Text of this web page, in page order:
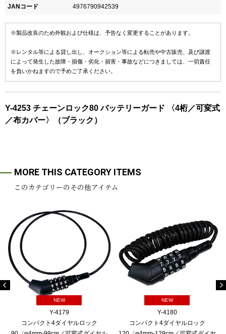
JANコード 4976790942539
※製品改良のため外観および仕様は、予告なく変更することがあります。
※レンタル等による貸し出し、オークション等による転売や中古販売、及び譲渡
によって発生した故障・損傷・劣化・損害・事故などにつきましては、一切責任
を負いかねますので予めご了承ください。
Y-4253 チェーンロック80 バッテリーガード 〈4桁／可変式
／布カバー〉（ブラック）
MORE THIS CATEGORY ITEMS
このカテゴリーのその他アイテム
NEW
Y-4179
コンパクト4ダイヤルロック
NEW
Y-4180
コンパクト4ダイヤルロック